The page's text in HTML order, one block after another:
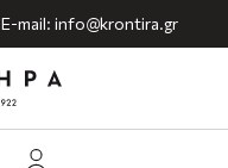
E-mail: info@krontira.gr